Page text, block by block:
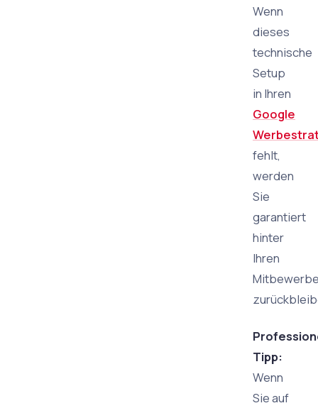
Wenn
dieses
technische
Setup
in Ihren
Google
fehlt,
werden
Sie
garantiert
hinter
Ihren
Tipp:
Wenn
Sie auf